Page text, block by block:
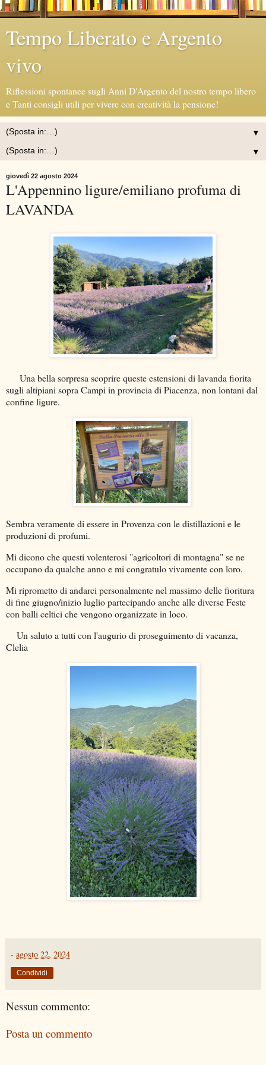
Tempo Liberato e Argento
vivo
Riflessioni spontanee sugli Anni D'Argento del nostro tempo libero
e Tanti consigli utili per vivere con creatività la pensione!
▼
▼
giovedì 22 agosto 2024
L'Appennino ligure/emiliano profuma di
LAVANDA
Una bella sorpresa scoprire queste estensioni di lavanda fiorita
sugli altipiani sopra Campi in provincia di Piacenza, non lontani dal
confine ligure.
Sembra veramente di essere in Provenza con le distillazioni e le
produzioni di profumi.
Mi dicono che questi volenterosi "agricoltori di montagna" se ne
occupano da qualche anno e mi congratulo vivamente con loro.
Mi riprometto di andarci personalmente nel massimo delle fioritura
di fine giugno/inizio luglio partecipando anche alle diverse Feste
con balli celtici che vengono organizzate in loco.
Un saluto a tutti con l'augurio di proseguimento di vacanza,
Clelia
- agosto 22, 2024
Condividi
Nessun commento:
Posta un commento